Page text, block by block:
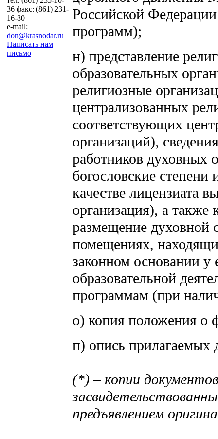
36 факс: (861) 231-
16-80
e-mail:
don@krasnodar.ru
Написать нам
письмо
Российской
программ);
н) представление
образовательных
религиозные
централизованных
соответствующих
организаций),
работников духовных
богословские степени
качестве лицензиата
организация), а
размещение духовной
помещениях,
законном основании у
образовательной
программам (при
о) копия положения о
п) опись прилагаемых
(*) – копии
предъявлением